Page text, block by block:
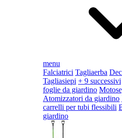
menu
Falciatrici Tagliaerba
Tagliasiepi + 9 successivi
foglie da giardino
Atomizzatori da giardino
carrelli per tubi flessibili
giardino